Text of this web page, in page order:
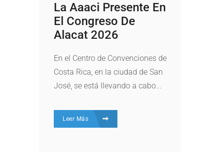
La Aaaci Presente En
El Congreso De
Alacat 2026
En el Centro de Convenciones de
Costa Rica, en la ciudad de San
José, se está llevando a cabo...
Leer Más